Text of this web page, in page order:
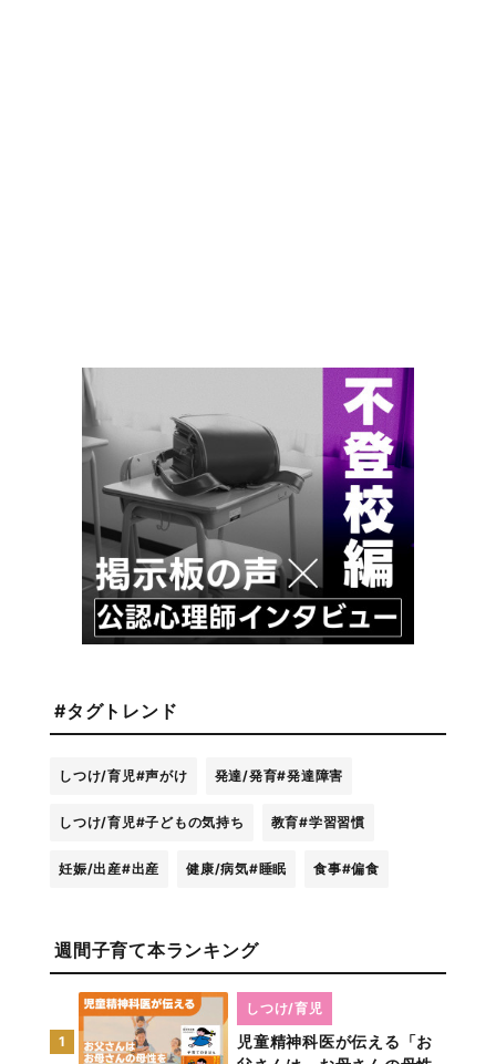
#タグトレンド
しつけ/育児#声がけ 発達/発育#発達障害
しつけ/育児#子どもの気持ち 教育#学習習慣
妊娠/出産#出産 健康/病気#睡眠 食事#偏食
週間子育て本ランキング
1
児童精神科医が伝える「お
しつけ/育児